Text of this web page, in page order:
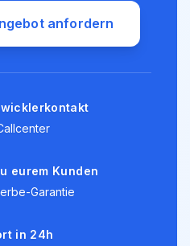
anfordern
eurem Kunden
Garantie
in 24h